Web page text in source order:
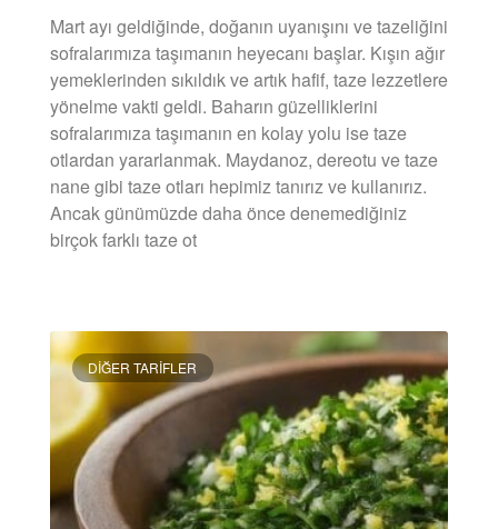
Mart ayı geldiğinde, doğanın uyanışını ve tazeliğini
sofralarımıza taşımanın heyecanı başlar. Kışın ağır
yemeklerinden sıkıldık ve artık hafif, taze lezzetlere
yönelme vakti geldi. Baharın güzelliklerini
sofralarımıza taşımanın en kolay yolu ise taze
otlardan yararlanmak. Maydanoz, dereotu ve taze
nane gibi taze otları hepimiz tanırız ve kullanırız.
Ancak günümüzde daha önce denemediğiniz
birçok farklı taze ot
DIĞER TARIFLER